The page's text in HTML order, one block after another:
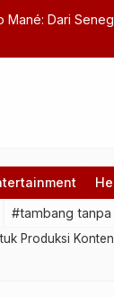
ke Eropa,
#tambang tanpa
Produksi